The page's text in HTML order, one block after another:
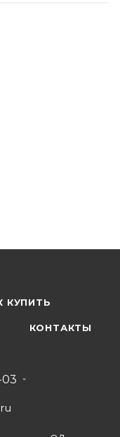
КУПИТЬ
КОНТАКТЫ